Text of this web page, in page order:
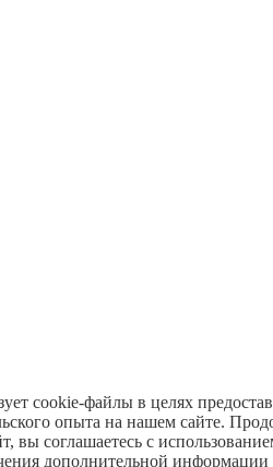
cookie-файлы в целях
опыта на нашем сайте.
вы соглашаетесь с
дополнительной информации